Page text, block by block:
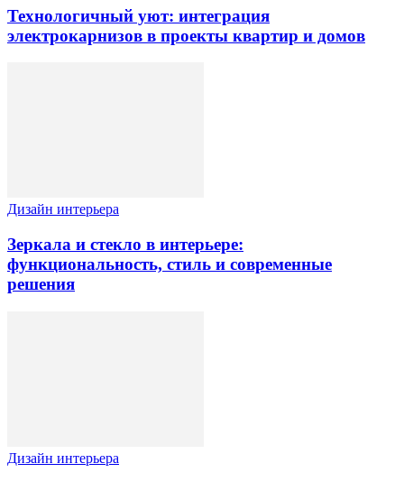
Технологичный уют: интеграция
электрокарнизов в проекты квартир и домов
Дизайн интерьера
Зеркала и стекло в интерьере:
функциональность, стиль и современные
решения
Дизайн интерьера